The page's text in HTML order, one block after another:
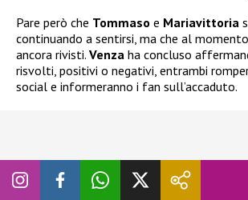
Pare però che Tommaso e Mariavittoria
continuando a sentirsi, ma che al
ancora rivisti. Venza ha concluso
risvolti, positivi o negativi, entrambi
social e informeranno i fan sull’accaduto.